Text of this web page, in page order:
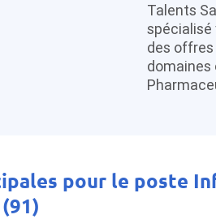
Talents
spécialisé
des offres
domaines
pour le poste